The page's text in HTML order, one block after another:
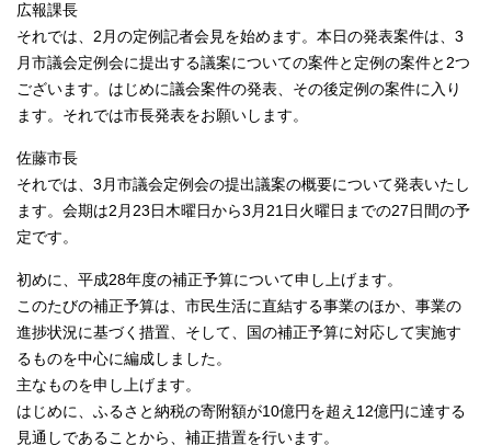
広報課長
それでは、2月の定例記者会見を始めます。本日の発表案件は、3
月市議会定例会に提出する議案についての案件と定例の案件と2つ
ございます。はじめに議会案件の発表、その後定例の案件に入り
ます。それでは市長発表をお願いします。
佐藤市長
それでは、3月市議会定例会の提出議案の概要について発表いたし
ます。会期は2月23日木曜日から3月21日火曜日までの27日間の予
定です。
初めに、平成28年度の補正予算について申し上げます。
このたびの補正予算は、市民生活に直結する事業のほか、事業の
進捗状況に基づく措置、そして、国の補正予算に対応して実施す
るものを中心に編成しました。
主なものを申し上げます。
はじめに、ふるさと納税の寄附額が10億円を超え12億円に達する
見通しであることから、補正措置を行います。